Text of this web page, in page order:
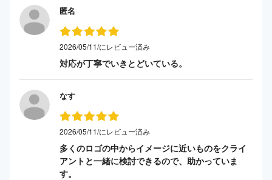
匿名
2026/05/11/にレビュー済み
対応が丁寧でいきとどいている。
なす
2026/05/11/にレビュー済み
多くのロゴの中からイメージに近いものをクライ
アントと一緒に検討できるので、助かっていま
す。